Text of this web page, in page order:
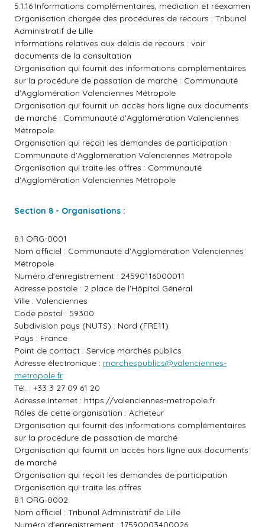
5.1.16 Informations complémentaires, médiation et réexamen
Organisation chargée des procédures de recours : Tribunal
Administratif de Lille
Informations relatives aux délais de recours : voir
documents de la consultation
Organisation qui fournit des informations complémentaires
sur la procédure de passation de marché : Communauté
d'Agglomération Valenciennes Métropole
Organisation qui fournit un accès hors ligne aux documents
de marché : Communauté d'Agglomération Valenciennes
Métropole
Organisation qui reçoit les demandes de participation :
Communauté d'Agglomération Valenciennes Métropole
Organisation qui traite les offres : Communauté
d'Agglomération Valenciennes Métropole
Section 8 - Organisations :
8.1 ORG-0001
Nom officiel : Communauté d'Agglomération Valenciennes
Métropole
Numéro d'enregistrement : 24590116000011
Adresse postale : 2 place de l'Hôpital Général
Ville : Valenciennes
Code postal : 59300
Subdivision pays (NUTS) : Nord (FRE11)
Pays : France
Point de contact : Service marchés publics
Adresse électronique : marchespublics@valenciennes-
metropole.fr
Tél. : +33 3 27 09 61 20
Adresse Internet : https://valenciennes-metropole.fr
Rôles de cette organisation : Acheteur
Organisation qui fournit des informations complémentaires
sur la procédure de passation de marché
Organisation qui fournit un accès hors ligne aux documents
de marché
Organisation qui reçoit les demandes de participation
Organisation qui traite les offres
8.1 ORG-0002
Nom officiel : Tribunal Administratif de Lille
Numéro d'enregistrement : 17590003400026